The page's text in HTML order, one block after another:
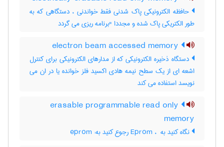
حافظه الکترونیکی پاک شدنی فقط خواندنی ، دستگاهی که به
طور الکتریکی پاک شده و مجددا "برنامه ریزی می گردد
دستگاه ذخیره الکترونیکی که از مدارهای الکترونیکی برای کنترل
اشعه ای از یک سطح نیمه هادی اکسید فلز خوانده یا در ان می
نویسد استفاده می کند
erasable programmable read only
memory
نگاه کنید به Eprom ، ‎ رجوع کنید به: eprom